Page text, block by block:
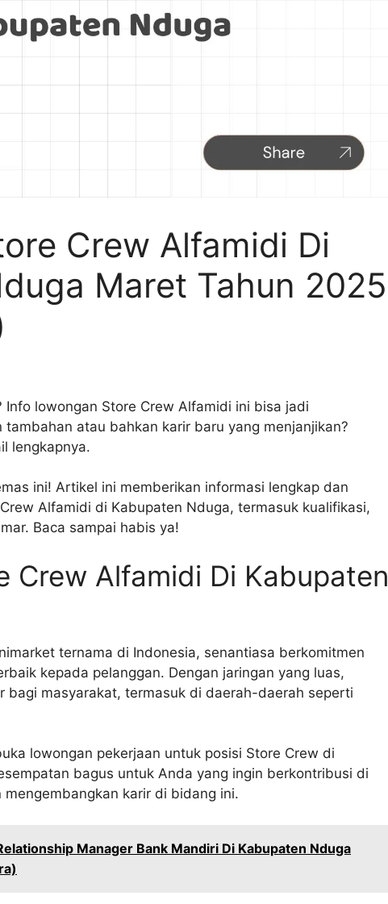
Crew Alfamidi Di
Maret Tahun 2025
Info lowongan Store Crew Alfamidi ini bisa jadi
atau bahkan karir baru yang menjanjikan?
lengkapnya.
ini! Artikel ini memberikan informasi lengkap dan
Alfamidi di Kabupaten Nduga, termasuk kualifikasi,
Baca sampai habis ya!
Crew Alfamidi Di Kabupaten
ternama di Indonesia, senantiasa berkomitmen
kepada pelanggan. Dengan jaringan yang luas,
bagi masyarakat, termasuk di daerah-daerah seperti
lowongan pekerjaan untuk posisi Store Crew di
bagus untuk Anda yang ingin berkontribusi di
karir di bidang ini.
Manager Bank Mandiri Di Kabupaten Nduga